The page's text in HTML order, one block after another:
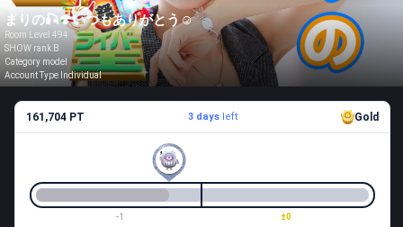
まりの🎣🍄いつもありがとう☺️
Room Level 494
SHOW rank B
Category model
Account Type Individual
161,704 PT 3 days left Gold
-1 ±0